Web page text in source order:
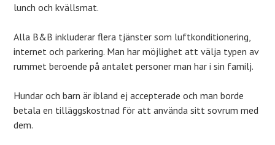
lunch och kvällsmat.
Alla B&B inkluderar flera tjänster som luftkonditionering,
internet och parkering. Man har möjlighet att välja typen av
rummet beroende på antalet personer man har i sin familj.
Hundar och barn är ibland ej accepterade och man borde
betala en tilläggskostnad för att använda sitt sovrum med
dem.